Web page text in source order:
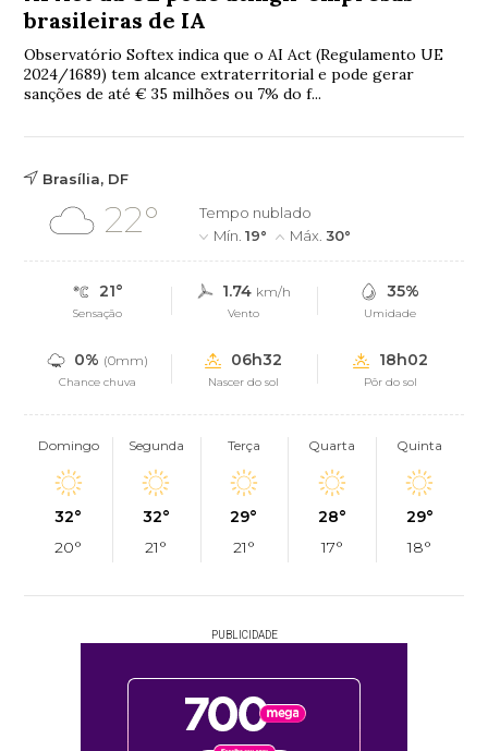
brasileiras de IA
Observatório Softex indica que o AI Act (Regulamento UE
2024/1689) tem alcance extraterritorial e pode gerar
sanções de até € 35 milhões ou 7% do f...
Brasília, DF
22°
Tempo nublado
Mín.19° Máx.30°
21°
Sensação
1.74 km/h
Vento
35%
Umidade
0% (0mm)
Chance chuva
06h32
Nascer do sol
18h02
Pôr do sol
Domingo
32°
20°
Segunda
32°
21°
Terça
29°
21°
Quarta
28°
17°
Quinta
29°
18°
PUBLICIDADE